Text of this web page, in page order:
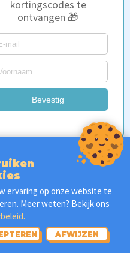
bluetooth
je
van je
muziek
kortingscodes te
ontvangen 🎁
Bevestig
ervaring op onze website te
Meer weten? Bekijk ons
AFWIJZEN